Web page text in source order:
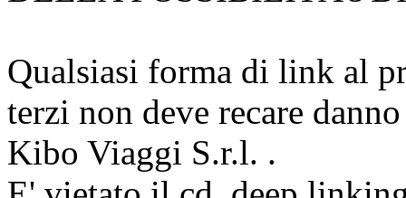
Qualsiasi forma di link al
terzi non deve recare
Kibo Viaggi S.r.l. .